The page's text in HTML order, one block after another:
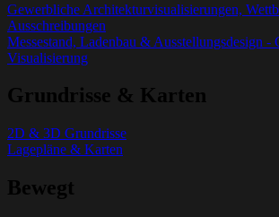
Gewerbliche Architekturvisualisierungen,
Ausschreibungen
Messestand, Ladenbau & Ausstellungsdesign -
Visualisierung
Grundrisse & Karten
2D & 3D Grundrisse
Lagepläne & Karten
Bewegt